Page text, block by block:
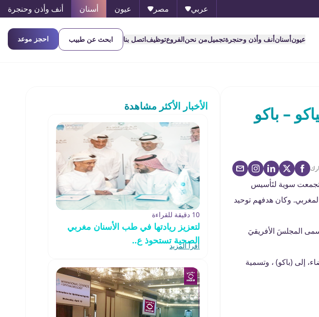
عربي مصر عيون أسنان أنف وأذن وحنجرة
عيونأسنانأنف وأذن وحنجرةتجميلمن نحنالفروعتوظيفاتصل بنا ابحث عن طبيب احجز موعد
– باكو
التى تجمعت سوية لتَأسيس
وكان هدفهم توحيد
سمى المجلسَ الأفريقيَ
، مكونة من أكثر مِنْ 1200 طبيب من الأعضاء، إلى (باكو) ، وتسمية
الأخبار الأكثر مشاهدة
10 دقيقة للقراءة
لتعزيز ريادتها في طب الأسنان مغربي
الصحية تستحوذ ع..
اقرأ المزيد